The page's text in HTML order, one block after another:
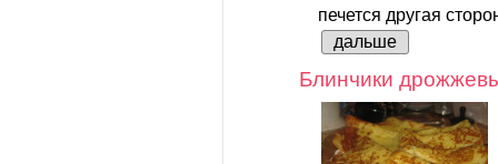
печется другая
дальше
Блинчики